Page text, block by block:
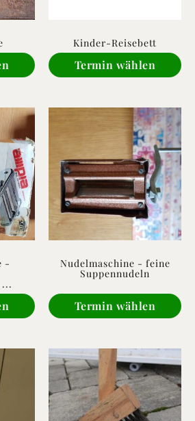
Kinder-Reisebett
Termin wählen
- Nudelmaschine - feine
Suppennudeln
Termin wählen